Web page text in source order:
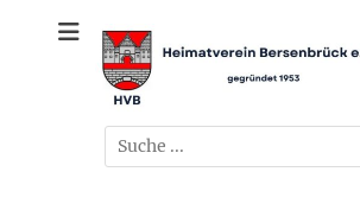
gegründet 1953
Suchen
nach: